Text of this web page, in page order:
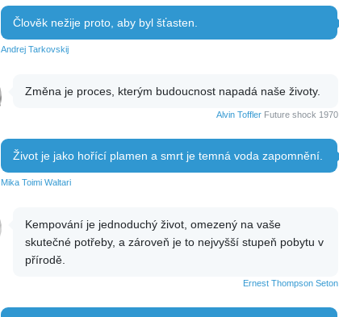
Člověk nežije proto, aby byl šťasten.
Andrej Tarkovskij
Změna je proces, kterým budoucnost napadá naše životy.
Alvin TofflerFuture shock 1970
Život je jako hořící plamen a smrt je temná voda zapomnění.
Mika Toimi Waltari
Kempování je jednoduchý život, omezený na vaše
skutečné potřeby, a zároveň je to nejvyšší stupeň pobytu v
přírodě.
Ernest Thompson Seton